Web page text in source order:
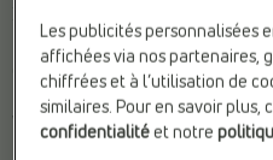
Hauteur de talon:Plat (0 - 2
cm)
Matière: Simili cuir
Web-Only:N
Les publicités personnalisées
affichées via nos partenaires,
chiffrées et à l’utilisation de
similaires. Pour en savoir
confidentialitéet notre